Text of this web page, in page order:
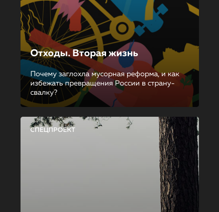
Отходы. Вторая жизнь
Почему заглохла мусорная реформа, и как
избежать превращения России в страну-
свалку?
СПЕЦПРОЕКТ